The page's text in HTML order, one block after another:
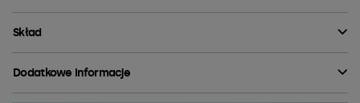
Skład
Dodatkowe informacje